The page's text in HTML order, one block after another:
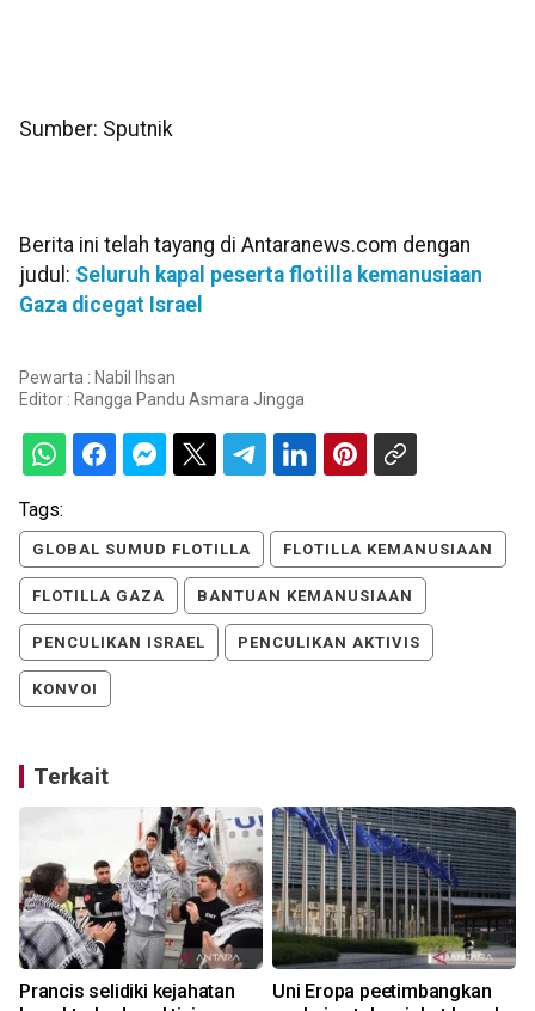
Sumber: Sputnik
Berita ini telah tayang di Antaranews.com dengan
judul: Seluruh kapal peserta flotilla kemanusiaan
Gaza dicegat Israel
Pewarta : Nabil Ihsan
Editor : Rangga Pandu Asmara Jingga
Tags:
GLOBAL SUMUD FLOTILLA FLOTILLA KEMANUSIAAN
FLOTILLA GAZA BANTUAN KEMANUSIAAN
PENCULIKAN ISRAEL PENCULIKAN AKTIVIS
KONVOI
Terkait
Prancis selidiki kejahatan
Uni Eropa peetimbangkan